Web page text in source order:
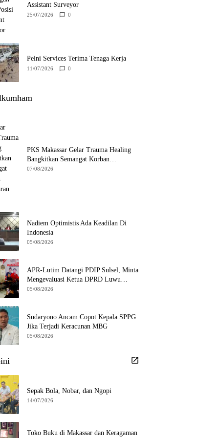
Assistant Surveyor
25/07/2026 0
Pelni Services Terima Tenaga Kerja
11/07/2026 0
PKS Makassar Gelar Trauma Healing
Bangkitkan Semangat Korban
Kebakaran Tallo
07/08/2026
Nadiem Optimistis Ada Keadilan Di
Indonesia
05/08/2026
APR-Lutim Datangi PDIP Sulsel, Minta
Mengevaluasi Ketua DPRD Luwu
Timur
05/08/2026
Sudaryono Ancam Copot Kepala SPPG
Jika Terjadi Keracunan MBG
05/08/2026
Sepak Bola, Nobar, dan Ngopi
14/07/2026
Toko Buku di Makassar dan Keragaman